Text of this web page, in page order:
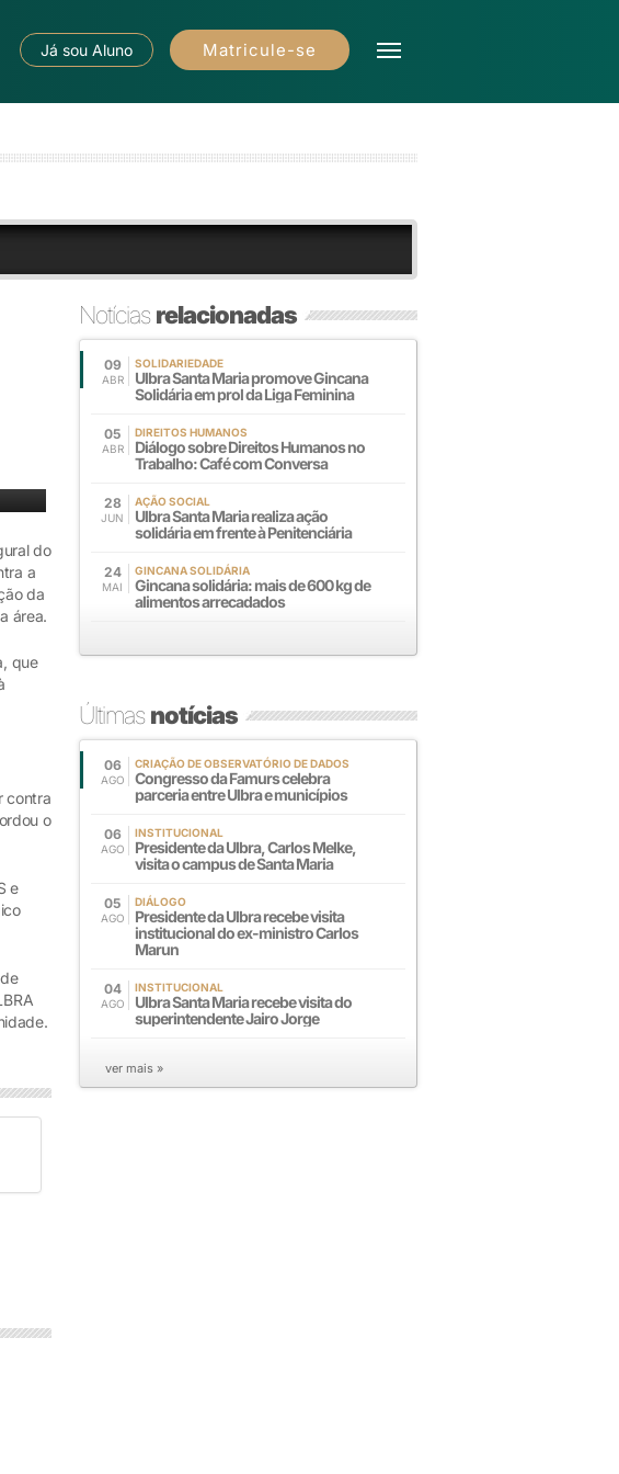
Já sou Aluno Matricule-se
do
a
da
área.
que
contra
o
e
Notíciasrelacionadas
09
ABR
SOLIDARIEDADE
Ulbra Santa Maria promove Gincana
Solidária em prol da Liga Feminina
05
ABR
DIREITOS HUMANOS
Diálogo sobre Direitos Humanos no
Trabalho: Café com Conversa
28
JUN
AÇÃO SOCIAL
Ulbra Santa Maria realiza ação
solidária em frente à Penitenciária
24
MAI
GINCANA SOLIDÁRIA
Gincana solidária: mais de 600 kg de
alimentos arrecadados
Últimasnotícias
06
AGO
CRIAÇÃO DE OBSERVATÓRIO DE DADOS
Congresso da Famurs celebra
parceria entre Ulbra e municípios
06
AGO
INSTITUCIONAL
Presidente da Ulbra, Carlos Melke,
visita o campus de Santa Maria
05
AGO
DIÁLOGO
Presidente da Ulbra recebe visita
institucional do ex-ministro Carlos
Marun
04
AGO
INSTITUCIONAL
Ulbra Santa Maria recebe visita do
superintendente Jairo Jorge
ver mais »